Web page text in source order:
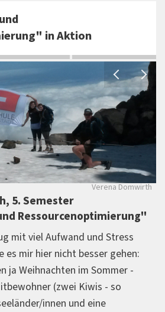
in Aktion
Verena Domwirth
5. Semester
Ressourcenoptimierung"
mit viel Aufwand und Stress
es mir hier nicht besser gehen:
ja Weihnachten im Sommer -
(zwei Kiwis - so
innen und eine